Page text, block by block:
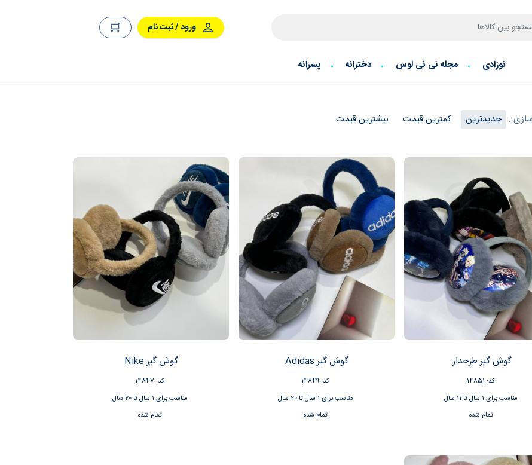
ورود / ثبت نام
نوزادی مجله نی نی لوس دخترانه پسرانه
: جدیدترین کمترین قیمت بیشترین قیمت
گوش گیر طرحدار
کد: 14851
مناسب برای 1 سال تا 11 سال
تمام شده
گوش گیر Adidas
کد: 14849
مناسب برای 1 سال تا 20 سال
تمام شده
گوش گیر Nike
کد: 14847
مناسب برای 1 سال تا 20 سال
تمام شده